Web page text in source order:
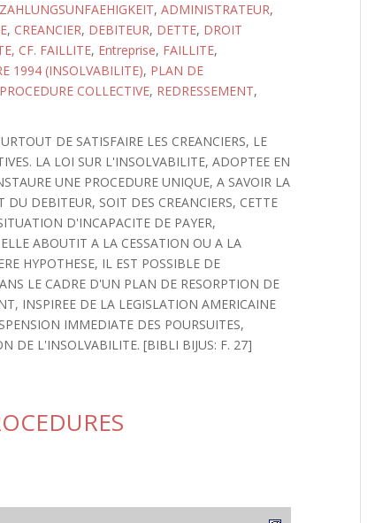
ZAHLUNGSUNFAEHIGKEIT, ADMINISTRATEUR,
, CREANCIER, DEBITEUR, DETTE, DROIT
CF. FAILLITE, Entreprise, FAILLITE,
1994 (INSOLVABILITE), PLAN DE
PROCEDURE COLLECTIVE, REDRESSEMENT,
DE SATISFAIRE LES CREANCIERS, LE
LA LOI SUR L'INSOLVABILITE, ADOPTEE EN
UNE PROCEDURE UNIQUE, A SAVOIR LA
DEBITEUR, SOIT DES CREANCIERS, CETTE
D'INCAPACITE DE PAYER,
ABOUTIT A LA CESSATION OU A LA
HYPOTHESE, IL EST POSSIBLE DE
LE CADRE D'UN PLAN DE RESORPTION DE
INSPIREE DE LA LEGISLATION AMERICAINE
IMMEDIATE DES POURSUITES,
DE L'INSOLVABILITE. [BIBLI BIJUS: F. 27]